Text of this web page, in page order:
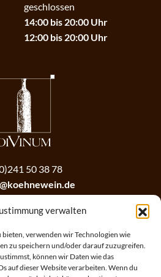
verwalten
verwenden wir Technologien wie
zu speichern und/oder darauf zuzugreifen.
können wir Daten wie das
auf dieser Website verarbeiten. Wenn du
geschlossen
14:00 bis 20:00 Uhr
12:00 bis 20:00 Uhr
50 38 78
ANMELDEN